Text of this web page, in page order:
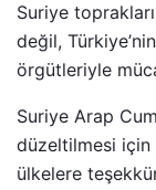
Suriye
değil,
örgütleriyle
Suriye Arap
düzeltilmesi
ülkelere